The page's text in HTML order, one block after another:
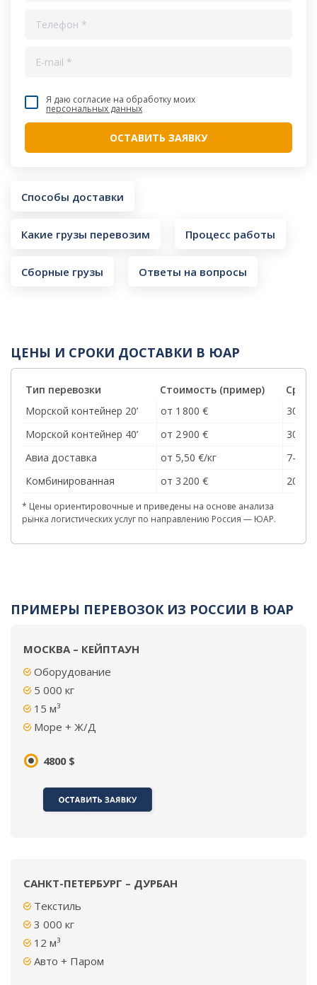
Я даю согласие на обработку моих
персональных данных
Способы доставки
Какие грузы перевозим Процесс работы
Сборные грузы Ответы на вопросы
ЦЕНЫ И СРОКИ ДОСТАВКИ В ЮАР
Тип перевозки Стоимость (пример)
Срок
Морской контейнер 20’
от 1 800 €
30–40
Морской контейнер 40’
от 2 900 €
30–45
Авиа доставка
от 5,50 €/кг
7–10
Комбинированная
от 3 200 € 20–30
* Цены ориентировочные и приведены на основе анализа
рынка логистических услуг по направлению Россия — ЮАР.
ПРИМЕРЫ ПЕРЕВОЗОК ИЗ РОССИИ В ЮАР
МОСКВА – КЕЙПТАУН
Оборудование
5 000 кг
15 м³
Море + Ж/Д
4800 $
САНКТ-ПЕТЕРБУРГ – ДУРБАН
Текстиль
3 000 кг
12 м³
Авто + Паром